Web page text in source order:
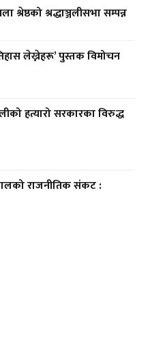
श्रेष्ठको श्रद्धाञ्जलीसभा सम्पन्न
लेख्नेहरू’ पुस्तक विमोचन
हत्यारो सरकारका विरुद्ध
राजनीतिक संकट :